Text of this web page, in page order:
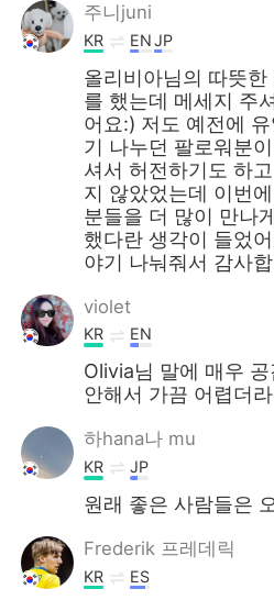
주니juni
KR ENJP
올리비아님의 따뜻
를 했는데 메세지 주
어요:) 저도 예전에
기 나누던 팔로워분
셔서 허전하기도 하
지 않았었는데 이번
분들을 더 많이 만나
했다란 생각이 들었
야기 나눠줘서 감사
violet
KR EN
Olivia님 말에 매우
안해서 가끔 어렵더
하hana나 mu
KR JP
원래 좋은 사람들은
Frederik 프레데릭
KR ES